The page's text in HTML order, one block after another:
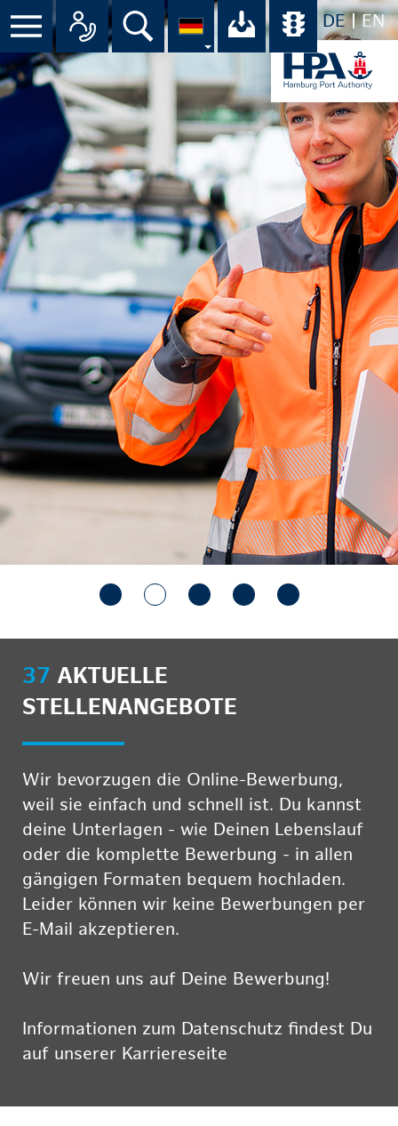
DE EN
Menü Alle Ansprechpartner im
Suche Ihr Download-
37 AKTUELLE
STELLENANGEBOTE
Wir bevorzugen die Online-Bewerbung,
weil sie einfach und schnell ist. Du kannst
deine Unterlagen - wie Deinen Lebenslauf
oder die komplette Bewerbung - in allen
gängigen Formaten bequem hochladen.
Leider können wir keine Bewerbungen per
E-Mail akzeptieren.
Wir freuen uns auf Deine Bewerbung!
Informationen zum Datenschutz findest Du
auf unserer Karriereseite